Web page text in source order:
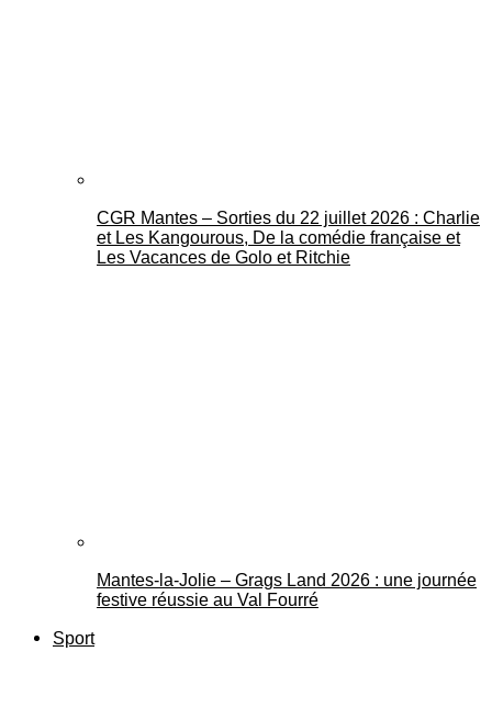
CGR Mantes – Sorties du 22 juillet 2026 : Charlie
et Les Kangourous, De la comédie française et
Les Vacances de Golo et Ritchie
Mantes-la-Jolie – Grags Land 2026 : une journée
festive réussie au Val Fourré
Sport